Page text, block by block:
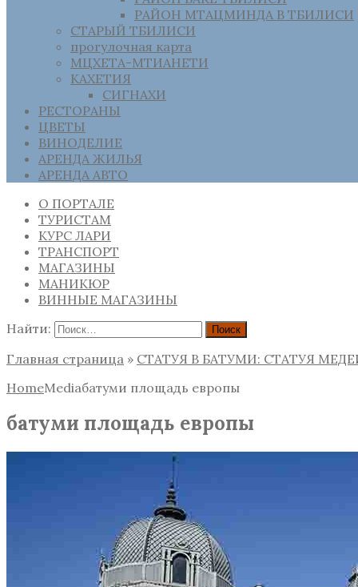
РАЙОН МТАЦМИНДА В ТБИЛИСИ
СТАРЫЙ ТБИЛИСИ
прогулочная карта
МЦХЕТА-МТИАНЕТИ
КАХЕТИЯ
СИГНАХИ
РЕСТОРАНЫ
ЦВЕТЫ
ВИНОДЕЛИЕ
АРЕНДА ЖИЛЬЯ
АРЕНДА АВТО
О ПОРТАЛЕ
ТУРИСТАМ
КУРС ЛАРИ
ТРАНСПОРТ
МАГАЗИНЫ
МАНИКЮР
ВИННЫЕ МАГАЗИНЫ
Найти:
Главная страница » СТАТУЯ В БАТУМИ: СТАТУЯ
HomeMediaбатуми площадь европы
батуми площадь европы